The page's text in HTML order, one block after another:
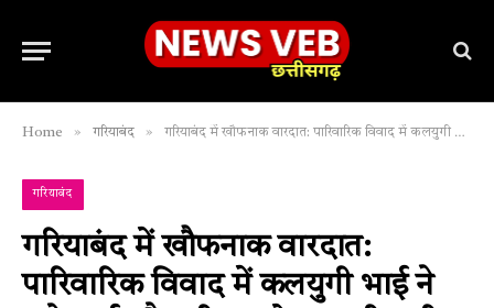
Home » गरियाबंद » गरियाबंद में खौफनाक वारदात: पारिवारिक विवाद में कलयुगी भाई ने सगे भाई और जीजा को मारा तीर, पीठ में धंसा तीर, हालत गंभीर
गरियाबंद
गरियाबंद में खौफनाक वारदात:
पारिवारिक विवाद में कलयुगी भाई ने